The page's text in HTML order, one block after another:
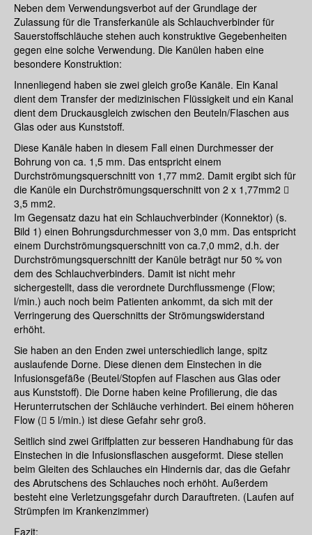
Neben dem Verwendungsverbot auf der Grundlage der
Zulassung für die Transferkanüle als Schlauchverbinder für
Sauerstoffschläuche stehen auch konstruktive Gegebenheiten
gegen eine solche Verwendung. Die Kanülen haben eine
besondere Konstruktion:
Innenliegend haben sie zwei gleich große Kanäle. Ein Kanal
dient dem Transfer der medizinischen Flüssigkeit und ein Kanal
dient dem Druckausgleich zwischen den Beuteln/Flaschen aus
Glas oder aus Kunststoff.
Diese Kanäle haben in diesem Fall einen Durchmesser der
Bohrung von ca. 1,5 mm. Das entspricht einem
Durchströmungsquerschnitt von 1,77 mm2. Damit ergibt sich für
die Kanüle ein Durchströmungsquerschnitt von 2 x 1,77mm2 
3,5 mm2.
Im Gegensatz dazu hat ein Schlauchverbinder (Konnektor) (s.
Bild 1) einen Bohrungsdurchmesser von 3,0 mm. Das entspricht
einem Durchströmungsquerschnitt von ca.7,0 mm2, d.h. der
Durchströmungsquerschnitt der Kanüle beträgt nur 50 % von
dem des Schlauchverbinders. Damit ist nicht mehr
sichergestellt, dass die verordnete Durchflussmenge (Flow;
l/min.) auch noch beim Patienten ankommt, da sich mit der
Verringerung des Querschnitts der Strömungswiderstand
erhöht.
Sie haben an den Enden zwei unterschiedlich lange, spitz
auslaufende Dorne. Diese dienen dem Einstechen in die
Infusionsgefäße (Beutel/Stopfen auf Flaschen aus Glas oder
aus Kunststoff). Die Dorne haben keine Profilierung, die das
Herunterrutschen der Schläuche verhindert. Bei einem höheren
Flow ( 5 l/min.) ist diese Gefahr sehr groß.
Seitlich sind zwei Griffplatten zur besseren Handhabung für das
Einstechen in die Infusionsflaschen ausgeformt. Diese stellen
beim Gleiten des Schlauches ein Hindernis dar, das die Gefahr
des Abrutschens des Schlauches noch erhöht. Außerdem
besteht eine Verletzungsgefahr durch Darauftreten. (Laufen auf
Strümpfen im Krankenzimmer)
Fazit: